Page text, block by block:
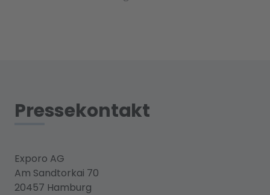
Pressekontakt
Exporo AG
Am Sandtorkai 70
20457 Hamburg